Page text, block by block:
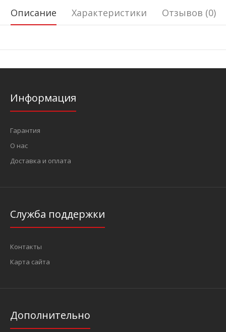
Описание Характеристики Отзывов (0)
Информация
Гарантия
О нас
Доставка и оплата
Служба поддержки
Контакты
Карта сайта
Дополнительно